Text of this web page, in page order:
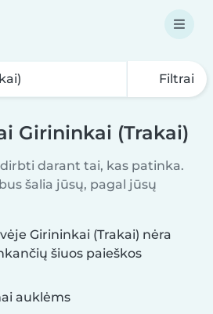
Filtrai
Girininkai (Trakai)
darant tai, kas patinka.
šalia jūsų, pagal jūsų
Girininkai (Trakai) nėra
šiuos paieškos
auklėms